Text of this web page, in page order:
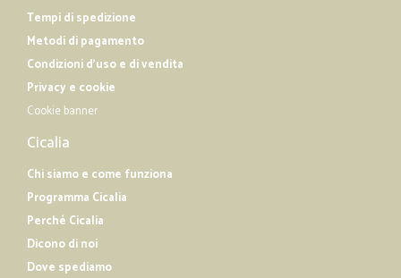
Tempi di spedizione
Metodi di pagamento
Condizioni d'uso e di vendita
Privacy e cookie
Cookie banner
Cicalia
Chi siamo e come funziona
Programma Cicalia
Perché Cicalia
Dicono di noi
Dove spediamo